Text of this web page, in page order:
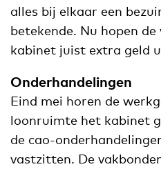
alles bij elkaar een
betekende. Nu hopen
kabinet juist extra geld
Onderhandelingen
Eind mei horen de
loonruimte het kabinet
de cao-
vastzitten. De